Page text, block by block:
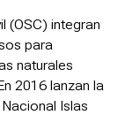
(OSC) integran
para
naturales
2016 lanzan la
Islas